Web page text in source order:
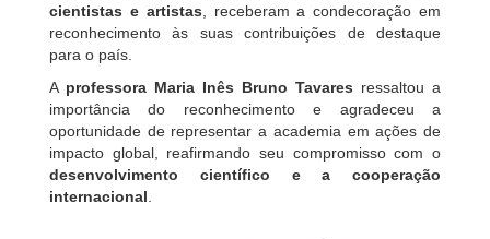
cientistas e artistas , receberam a condecoração em
reconhecimento às suas contribuições de destaque
para o país.
A professora Maria Inês Bruno Tavares ressaltou a
importância do reconhecimento e agradeceu a
oportunidade de representar a academia em ações de
impacto global, reafirmando seu compromisso com o
desenvolvimento científico e a cooperação
internacional